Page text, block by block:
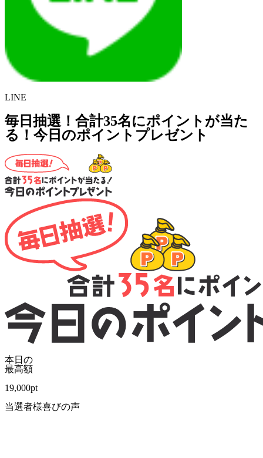
LINE
毎日抽選！合計35名にポイントが当た
る！今日のポイントプレゼント
本日の
最高額
19,000pt
当選者様喜びの声